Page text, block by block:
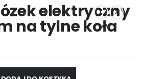
elektryczny
na tylne koła